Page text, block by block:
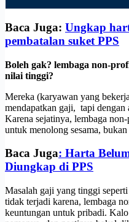
Baca Juga: Ungkap
pembatalan suket PPS
Boleh gak? lembaga non-
nilai tinggi?
Mereka (karyawan yang
mendapatkan gaji, tapi dengan
Karena sejatinya, lembaga
untuk menolong sesama,
Baca Juga: Harta
Diungkap di PPS
Masalah gaji yang tinggi
tidak terjadi karena, lembaga
keuntungan untuk pribadi.